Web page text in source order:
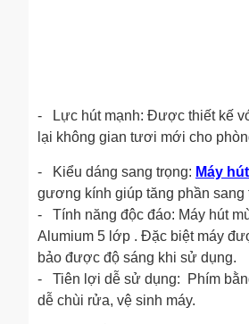
- Lực hút mạnh: Được thiết kế
lại không gian tươi mới cho
- Kiểu dáng sang trọng: Máy
gương kính giúp tăng phần sang
- Tính năng độc đáo: Máy hút
Alumium 5 lớp . Đặc biệt máy
bảo được độ sáng khi sử dụng.
- Tiên lợi dễ sử dụng: Phím
dễ chùi rửa, vệ sinh máy.